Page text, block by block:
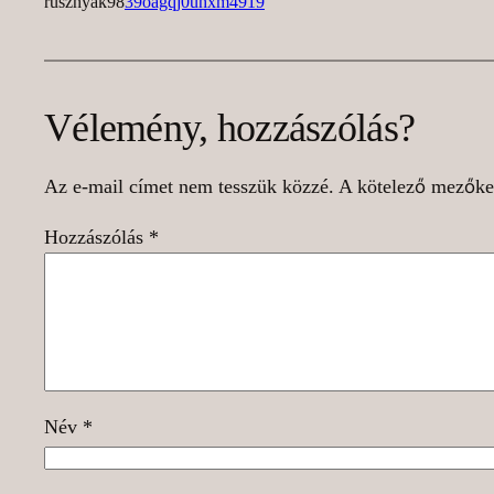
Vélemény, hozzászólás?
Az e-mail címet nem tesszük közzé. A kötelező
Hozzászólás *
Név *